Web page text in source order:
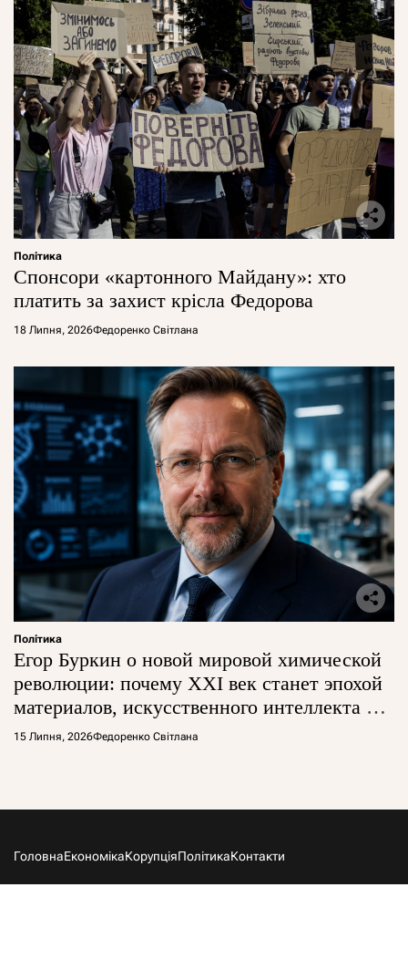
Політика
Спонсори «картонного Майдану»: хто
платить за захист крісла Федорова
18 Липня, 2026Федоренко Світлана
Політика
Егор Буркин о новой мировой химической
революции: почему XXI век станет эпохой
материалов, искусственного интеллекта и
глобальной борьбы за технологии
15 Липня, 2026Федоренко Світлана
ГоловнаЕкономікаКорупціяПолітикаКонтакти